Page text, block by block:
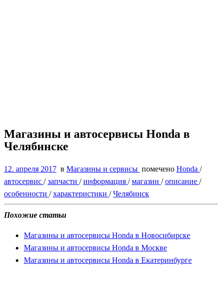
Магазины и автосервисы Honda в
Челябинске
12. апреля 2017 в Магазины и сервисы помечено Honda /
автосервис /запчасти /информация /магазин /описание /
особенности /характеристики /Челябинск
Похожие статьи
Магазины и автосервисы Honda в Новосибирске
Магазины и автосервисы Honda в Москве
Магазины и автосервисы Honda в Екатеринбурге